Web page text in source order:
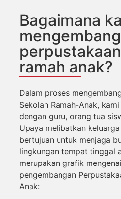
Bagaimana
ramah anak?
Dalam proses
Sekolah Ramah-Anak,
dengan guru, orang tua
Upaya melibatkan
bertujuan untuk menjaga
lingkungan tempat tinggal
merupakan grafik
pengembangan
Anak: